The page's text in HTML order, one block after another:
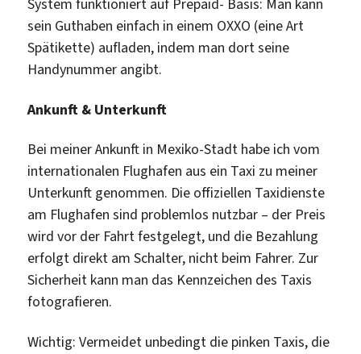
System funktioniert auf Prepaid- Basis: Man kann
sein Guthaben einfach in einem OXXO (eine Art
Spätikette) aufladen, indem man dort seine
Handynummer angibt.
Ankunft & Unterkunft
Bei meiner Ankunft in Mexiko-Stadt habe ich vom
internationalen Flughafen aus ein Taxi zu meiner
Unterkunft genommen. Die offiziellen Taxidienste
am Flughafen sind problemlos nutzbar – der Preis
wird vor der Fahrt festgelegt, und die Bezahlung
erfolgt direkt am Schalter, nicht beim Fahrer. Zur
Sicherheit kann man das Kennzeichen des Taxis
fotografieren.
Wichtig: Vermeidet unbedingt die pinken Taxis, die